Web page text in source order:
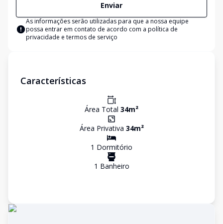
Enviar
As informações serão utilizadas para que a nossa equipe
possa entrar em contato de acordo com a política de
privacidade e termos de serviço
Características
Área Total 34m²
Área Privativa 34m²
1 Dormitório
1 Banheiro